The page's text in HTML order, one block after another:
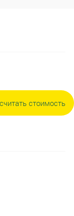
стоимость